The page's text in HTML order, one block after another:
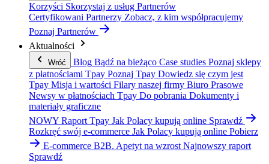
Korzyści Skorzystaj z usług Partnerów
Certyfikowani Partnerzy Zobacz, z kim współpracujemy
Poznaj Partnerów
Aktualności
Wróć Blog Bądź na bieżąco Case studies Poznaj sklepy
z płatnościami Tpay Poznaj Tpay Dowiedz się czym jest
Tpay Misja i wartości Filary naszej firmy Biuro Prasowe
Newsy w płatnościach Tpay Do pobrania Dokumenty i
materiały graficzne
NOWY Raport Tpay Jak Polacy kupują online Sprawdź
Rozkręć swój e-commerce Jak Polacy kupują online Pobierz
E-commerce B2B. Apetyt na wzrost Najnowszy raport
Sprawdź